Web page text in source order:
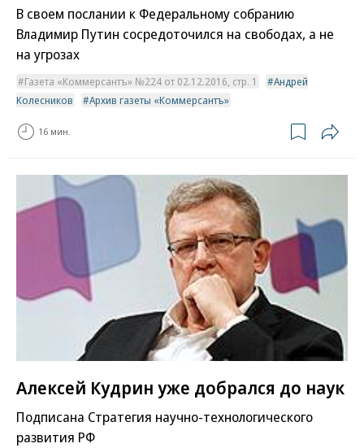
В своем послании к Федеральному собранию
Владимир Путин сосредоточился на свободах, а не
на угрозах
Газета «Коммерсантъ» №224 от 02.12.2016, стр. 1
Андрей
Колесников
Архив газеты «Коммерсантъ»
16 мин.
Алексей Кудрин уже добрался до наук
Подписана Стратегия научно-технологического
развития РФ